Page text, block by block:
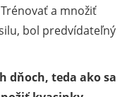
a množiť
bol predvídateľný
dňoch, teda ako sa